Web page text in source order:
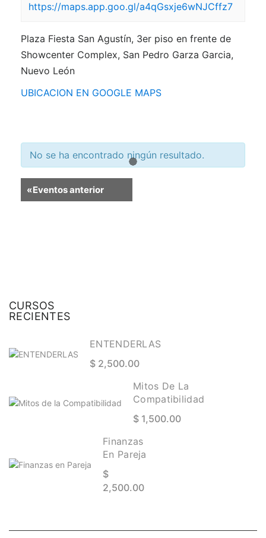
https://maps.app.goo.gl/a4qGsxje6wNJCffz7
Plaza Fiesta San Agustín, 3er piso en frente de
Showcenter Complex, San Pedro Garza Garcia,
Nuevo León
UBICACION EN GOOGLE MAPS
No se ha encontrado ningún resultado.
«Eventos anterior
CURSOS
RECIENTES
ENTENDERLAS
$ 2,500.00
Mitos De La
Compatibilidad
$ 1,500.00
Finanzas
En Pareja
$
2,500.00